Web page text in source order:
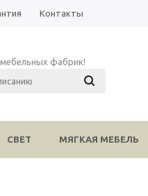
Контакты
фабрик!
СВЕТ МЯГКАЯ МЕБЕЛЬ